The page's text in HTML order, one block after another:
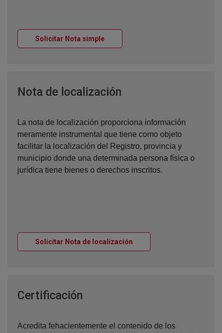
Solicitar Nota simpleVentana nueva
Nota de localización
La nota de localización proporciona información
meramente instrumental que tiene como objeto
facilitar la localización del Registro, provincia y
municipio donde una determinada persona física o
jurídica tiene bienes o derechos inscritos.
Solicitar Nota de localización
Certificación
Acredita fehacientemente el contenido de los